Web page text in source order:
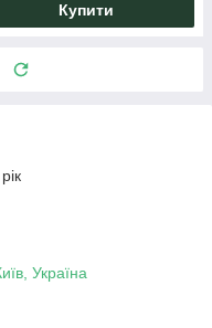
Купити
Україна